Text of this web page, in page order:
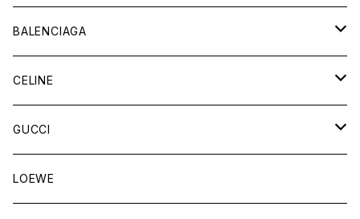
バッグ
財布&小物
ウェア
BALENCIAGA
バッグ
財布&小物
ウェア
CELINE
バッグ
財布&小物
GUCCI
バッグ
LOEWE